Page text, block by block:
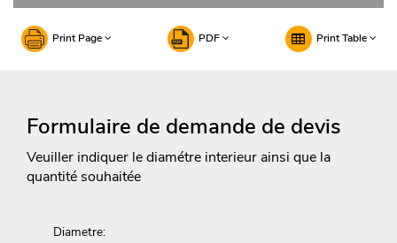
Print Page PDF Print Table
Formulaire de demande de devis
Veuiller indiquer le diamétre interieur ainsi que la
quantité souhaitée
Diametre: